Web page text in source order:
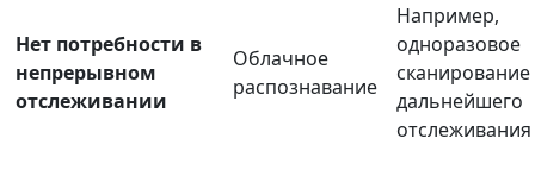
Нет потребности в
непрерывном
отслеживании
Облачное
распознавание
Например,
одноразовое
сканирование
дальнейшего
отслеживания